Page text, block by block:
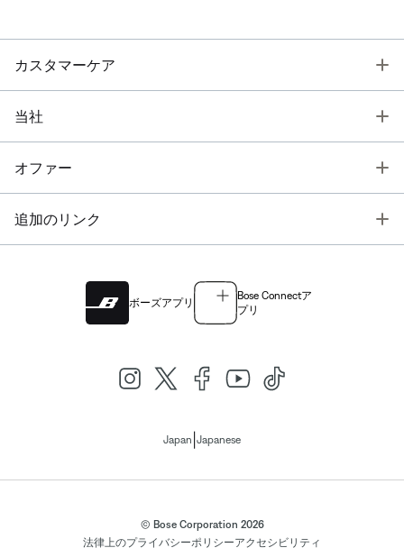
カスタマーケア
当社
オファー
追加のリンク
ボーズアプリ
Bose Connectア
プリ
Japan Japanese
© Bose Corporation 2026
法律上のプライバシーポリシーアクセシビリティ